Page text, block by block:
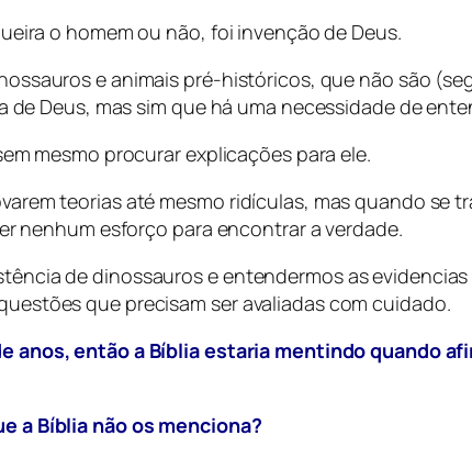
o homem ou não, foi invenção de Deus.
e animais pré-históricos, que não são
Deus, mas sim que há uma necessidade de
mesmo procurar explicações para ele.
teorias até mesmo ridículas, mas quando se
nenhum esforço para encontrar a verdade.
de dinossauros e entendermos as
que precisam ser avaliadas com cuidado.
anos, então a Bíblia estaria mentindo quando
a Bíblia não os menciona?